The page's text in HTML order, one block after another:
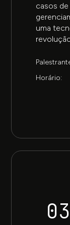
casos
uma
Horário: